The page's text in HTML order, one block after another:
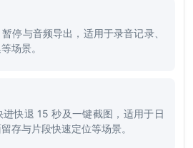
停与音频导出，适用于录音记录、
场景。
快退 15 秒及一键截图，适用于日
存与片段快速定位等场景。